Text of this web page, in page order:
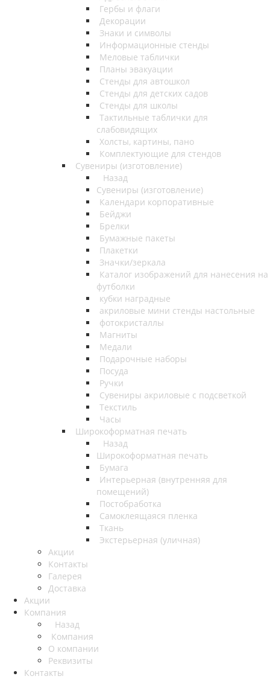
Гербы и флаги
Декорации
Знаки и символы
Информационные стенды
Меловые таблички
Планы эвакуации
Стенды для автошкол
Стенды для детских садов
Стенды для школы
Тактильные таблички для
слабовидящих
Холсты, картины, пано
Комплектующие для стендов
Сувениры (изготовление)
Назад
Сувениры (изготовление)
Календари корпоративные
Бейджи
Брелки
Бумажные пакеты
Плакетки
Значки/зеркала
Каталог изображений для нанесения на
футболки
кубки наградные
акриловые мини стенды настольные
фотокристаллы
Магниты
Медали
Подарочные наборы
Посуда
Ручки
Сувениры акриловые с подсветкой
Текстиль
Часы
Широкоформатная печать
Назад
Широкоформатная печать
Бумага
Интерьерная (внутренняя для
помещений)
Постобработка
Самоклеящаяся пленка
Ткань
Экстерьерная (уличная)
Акции
Контакты
Галерея
Доставка
Акции
Компания
Назад
Компания
О компании
Реквизиты
Контакты